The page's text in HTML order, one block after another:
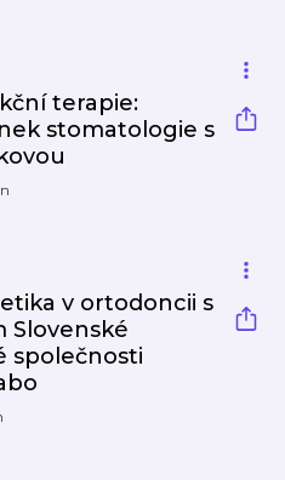
terapie:
stomatologie s
etika v ortodoncii s
Slovenské
společnosti